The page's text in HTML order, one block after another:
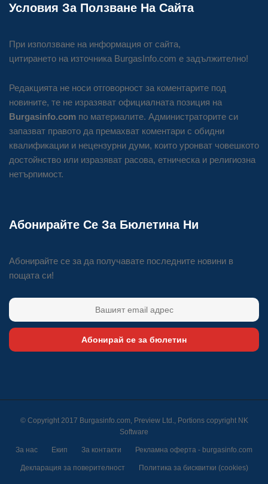
Условия За Ползване На Сайта
При използване на информация от сайта,
цитирането на източника BurgasInfo.com е задължително!
Редакцията не носи отговорност за коментарите под
новините, те не изразяват официалната позиция на
Burgasinfo.com по материалите. Администраторите си
запазват правото да премахват коментари с обидни
квалификации и нецензурни думи, които уронват човешкото
достойнство или изразяват расова, етническа и религиозна
нетърпимост.
Абонирайте Се За Бюлетина Ни
Абонирайте се за да получавате последните новини в
пощата си!
Абонирай се за бюлетин
© Copyright 2017 Burgasinfo.com, Preview Ltd., Portions copyright NK
Software
За нас Екип За контакти Рекламна оферта - burgasinfo.com
Декларация за поверителност Политика за бисквитки (cookies)